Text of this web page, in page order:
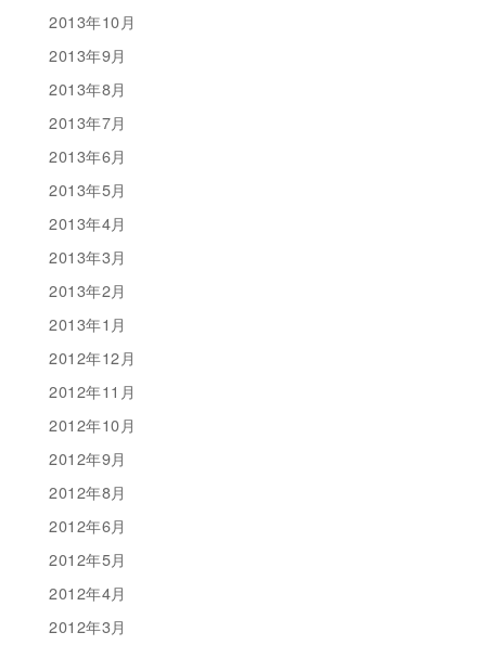
2013年10月
2013年9月
2013年8月
2013年7月
2013年6月
2013年5月
2013年4月
2013年3月
2013年2月
2013年1月
2012年12月
2012年11月
2012年10月
2012年9月
2012年8月
2012年6月
2012年5月
2012年4月
2012年3月